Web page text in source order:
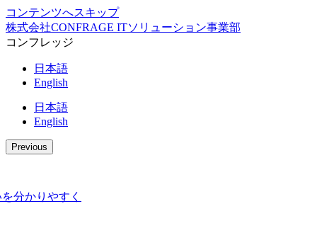
コンテンツへスキップ
株式会社CONFRAGE ITソリューション事業部
コンフレッジ
日本語
English
日本語
English
Previous
分かりやすく